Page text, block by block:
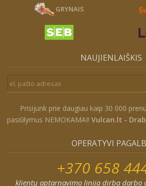
GRYNAIS
NAUJIENLAIŠKIS
Prisijunk prie daugiau kaip 30 000
pasiūlymus NEMOKAMAI! Vulcan.lt -
OPERATYVI
+370 658
klientų aptarnavimo linija dirba darbo